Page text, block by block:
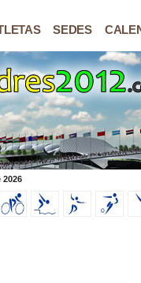
SEDES
2026